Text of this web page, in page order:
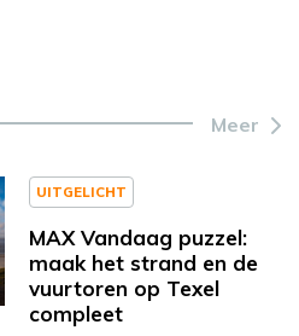
Meer
UITGELICHT
MAX Vandaag puzzel:
maak het strand en de
vuurtoren op Texel
compleet